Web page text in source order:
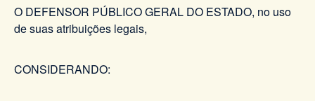
O DEFENSOR PÚBLICO GERAL DO ESTADO, no uso
de suas atribuições legais,
CONSIDERANDO: